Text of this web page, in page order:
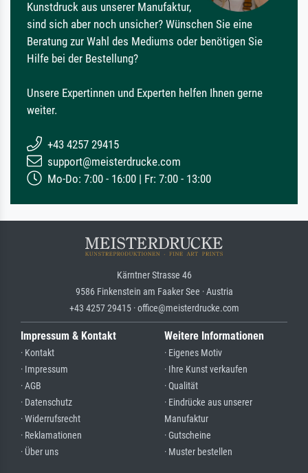
Kunstdruck aus unserer Manufaktur,
sind sich aber noch unsicher? Wünschen Sie eine
Beratung zur Wahl des Mediums oder benötigen Sie
Hilfe bei der Bestellung?
Unsere Expertinnen und Experten helfen Ihnen gerne
weiter.
+43 4257 29415
support@meisterdrucke.com
Mo-Do: 7:00 - 16:00 | Fr: 7:00 - 13:00
Kärntner Strasse 46
9586 Finkenstein am Faaker See · Austria
+43 4257 29415 · office@meisterdrucke.com
Impressum & Kontakt
· Kontakt
· Impressum
· AGB
· Datenschutz
· Widerrufsrecht
· Reklamationen
· Über uns
Weitere Informationen
· Eigenes Motiv
· Ihre Kunst verkaufen
· Qualität
· Eindrücke aus unserer
Manufaktur
· Gutscheine
· Muster bestellen